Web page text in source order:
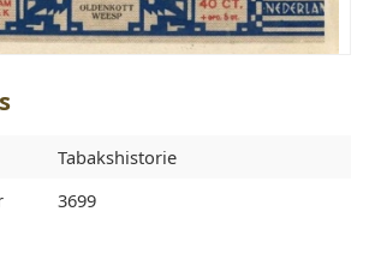
Tabakshistorie
3699